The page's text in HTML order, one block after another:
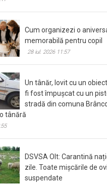
Cum organizezi o
memorabilă pentru copil
28 iul. 2026 11:57
Un tânăr, lovit cu un
fi fost împușcat cu un
stradă din comuna
tânără
DSVSA Olt: Carantină
zile. Toate mișcările de
suspendate